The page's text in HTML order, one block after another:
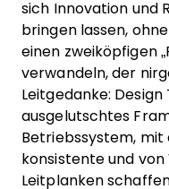
sich Innovation und
bringen lassen,
einen zweiköpfigen
verwandeln, der
Leitgedanke: Design
ausgelutschtes
Betriebssystem, mit
konsistente und
Leitplanken